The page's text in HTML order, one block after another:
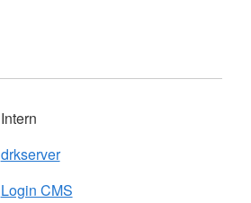
Intern
drkserver
Login CMS